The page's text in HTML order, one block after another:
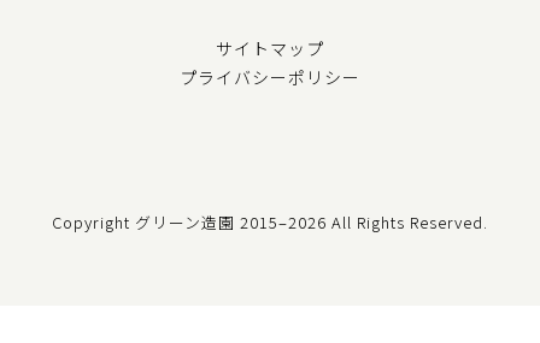
サイトマップ
プライバシーポリシー
Copyright グリーン造園 2015–2026 All Rights Reserved.